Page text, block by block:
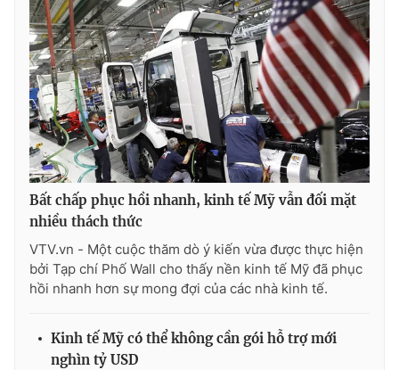
Bất chấp phục hồi nhanh, kinh tế Mỹ vẫn đối mặt
nhiều thách thức
VTV.vn - Một cuộc thăm dò ý kiến vừa được thực hiện
bởi Tạp chí Phố Wall cho thấy nền kinh tế Mỹ đã phục
hồi nhanh hơn sự mong đợi của các nhà kinh tế.
Kinh tế Mỹ có thể không cần gói hỗ trợ mới
nghìn tỷ USD